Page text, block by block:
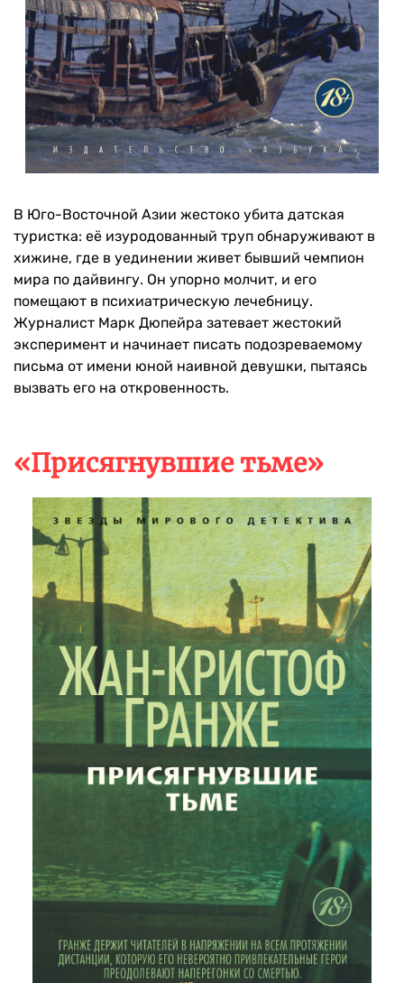
В Юго-Восточной Азии жестоко убита датская
туристка: её изуродованный труп обнаруживают в
хижине, где в уединении живет бывший чемпион
мира по дайвингу. Он упорно молчит, и его
помещают в психиатрическую лечебницу.
Журналист Марк Дюпейра затевает жестокий
эксперимент и начинает писать подозреваемому
письма от имени юной наивной девушки, пытаясь
вызвать его на откровенность.
«Присягнувшие тьме»